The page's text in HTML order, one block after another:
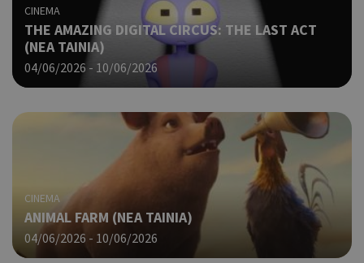
CINEMA
THE AMAZING DIGITAL CIRCUS: THE LAST ACT
(ΝΕΑ ΤΑΙΝΙΑ)
04/06/2026 - 10/06/2026
CINEMA
ANIMAL FARM (ΝΕΑ ΤΑΙΝΙΑ)
04/06/2026 - 10/06/2026